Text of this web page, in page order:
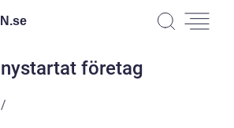
se
företag